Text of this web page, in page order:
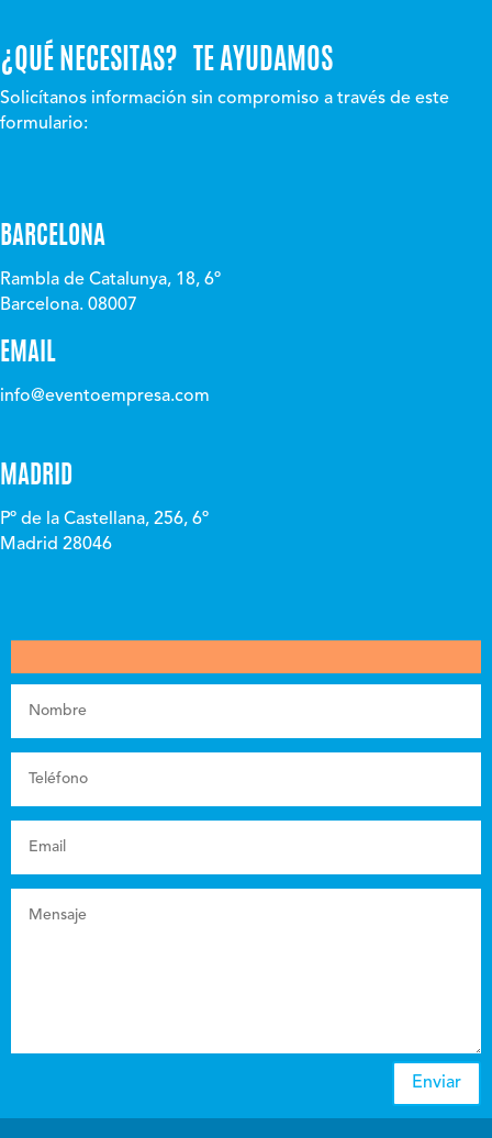
¿QUÉ NECESITAS? TE AYUDAMOS
Solicítanos información sin compromiso a través de este
formulario:
BARCELONA
Rambla de Catalunya, 18, 6º
Barcelona. 08007
EMAIL
info@eventoempresa.com
MADRID
Pº de la Castellana, 256, 6º
Madrid 28046
Enviar